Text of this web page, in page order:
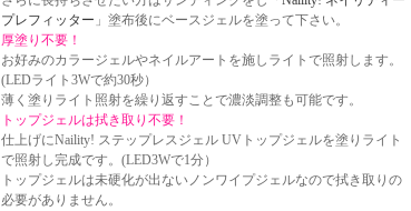
プレフィッター 」塗布後にベースジェルを塗って下さい。
厚塗り不要！
お好みのカラージェルやネイルアートを施しライトで照射します。
(LEDライト3Wで約30秒）
薄く塗りライト照射を繰り返すことで濃淡調整も可能です。
トップジェルは拭き取り不要！
仕上げにNaility! ステップレスジェル UVトップジェルを塗りライト
で照射し完成です。(LED3Wで1分）
トップジェルは未硬化が出ないノンワイプジェルなので拭き取りの
必要がありません。